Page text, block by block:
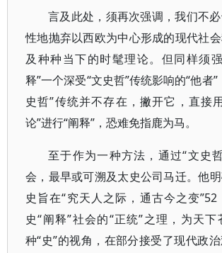
言及此处，须再次强调，我们不
性地抛弃以西欧为中心形成的现代社
及种种当下的时髦理论。但同样须
释”一个深受“文史哲”传统影响的“他者
史哲”传统并不存在，撇开它，直接
论”进行“阐释”，恐难免指鹿为马。
至于作为一种方法，通过“文史
会，最早或可溯及太史公司马迁。他
史旨在“究天人之际，通古今之变
史“阐释”社会的“正统”之理，为天
种“史”的视角，在部分接受了现代政